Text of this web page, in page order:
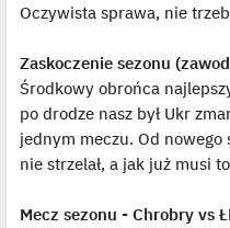
Oczywista sprawa, nie
Zaskoczenie sezonu
Środkowy obrońca
po drodze nasz był Ukr
jednym meczu. Od nowego
nie strzelał, a jak już musi
Mecz sezonu - Chrobry vs